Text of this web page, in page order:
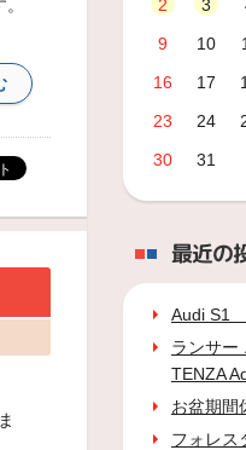
2
3
9
10
16
17
23
24
30
31
最近の
Audi S1
ランサ
TENZA
お盆期間
フォレ